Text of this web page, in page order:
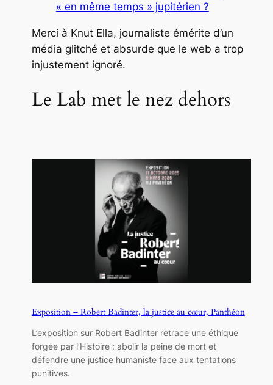
« en même temps » jupitérien ?
Merci à Knut Ella, journaliste émérite d’un
média glitché et absurde que le web a trop
injustement ignoré.
Le Lab met le nez dehors
Exposition – Robert Badinter, la justice au cœur, Panthéon
L’exposition sur Robert Badinter retrace une éthique
forgée par l’Histoire : abolir la peine de mort et
défendre une justice humaniste face aux tentations
punitives.